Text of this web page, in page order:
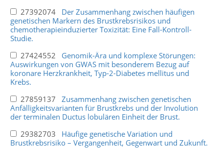
27392074 Der Zusammenhang zwischen häufigen
genetischen Markern des Brustkrebsrisikos und
chemotherapieinduzierter Toxizität: Eine Fall-Kontroll-
Studie.
27424552 Genomik-Ära und komplexe Störungen:
Auswirkungen von GWAS mit besonderem Bezug auf
koronare Herzkrankheit, Typ-2-Diabetes mellitus und
Krebs.
27859137 Zusammenhang zwischen genetischen
Anfälligkeitsvarianten für Brustkrebs und der Involution
der terminalen Ductus lobulären Einheit der Brust.
29382703 Häufige genetische Variation und
Brustkrebsrisiko – Vergangenheit, Gegenwart und Zukunft.